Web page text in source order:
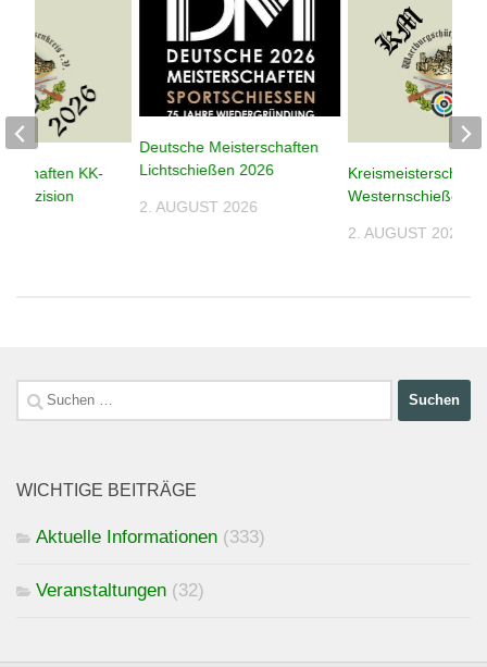
Deutsche Meisterschaften
Lichtschießen 2026
2. AUGUST 2026
Westernschießen
2. AUGUST 2026
KK-
Präzision
Suchen
nach:
WICHTIGE BEITRÄGE
Aktuelle Informationen (333)
Veranstaltungen (32)